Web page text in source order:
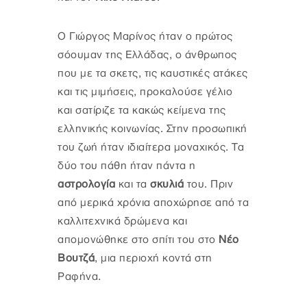
Ο Γιώργος Μαρίνος ήταν ο πρώτος
σόουμαν της Ελλάδας, ο άνθρωπος
που με τα σκετς, τις καυστικές ατάκες
και τις μιμήσεις, προκαλούσε γέλιο
και σατίριζε τα κακώς κείμενα της
ελληνικής κοινωνίας. Στην προσωπική
του ζωή ήταν ιδιαίτερα μοναχικός. Τα
δύο του πάθη ήταν πάντα η
αστρολογία και τα σκυλιά του. Πριν
από μερικά χρόνια αποχώρησε από τα
καλλιτεχνικά δρώμενα και
απομονώθηκε στο σπίτι του στο Νέο
Βουτζά, μια περιοχή κοντά στη
Ραφήνα.